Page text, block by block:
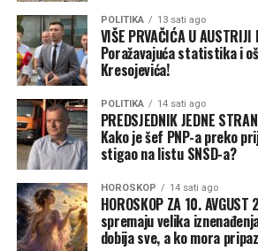
decenija.Američki savezni zvaničnici
četvrtak da neće ispuštati hladnu vodu
preko brane Glen Kanjon na severu
zaštitili ugroženu autohtonu vrstu
(humpback chub), čije se stanište
rezervoara.
Vlasti su ranije predstavile i
sprečavanje produbljivanja krize,
Kolorado, Arizona, Nevada, Novi
Juta nisu uspeli da postignu dogovor
POLITIKA 13 sati ago
VIŠE PRVAČIĆA U AUSTRIJI
Poražavajuća statistika i
Kresojevića!
POLITIKA 14 sati ago
PREDSJEDNIK JEDNE
Kako je šef PNP-a preko
stigao na listu SNSD-a?
HOROSKOP 14 sati ago
HOROSKOP ZA 10.
spremaju velika
dobija sve, a ko mora